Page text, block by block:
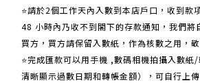
​​⭐請於2個工作天內入數到本店戶口，收到款
48 小時內乃收不到閣下的存款通知，我們將
買方，買方請保留入數紙，作為核數之用，
⭐完成匯款可以用手機 ,數碼相機拍攝入數紙
清晰顯示過數日期和轉帳金額），可自行上